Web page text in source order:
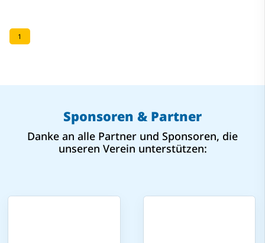
1
Sponsoren & Partner
Danke an alle Partner und Sponsoren, die
unseren Verein unterstützen: